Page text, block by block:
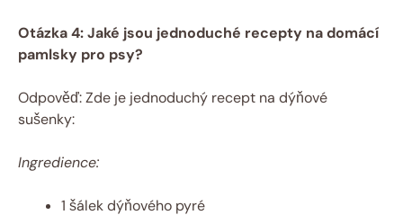
Otázka 4: Jaké jsou jednoduché recepty na domácí
pamlsky pro psy?
Odpověď: Zde je jednoduchý recept na dýňové
sušenky:
Ingredience:
1 šálek dýňového pyré